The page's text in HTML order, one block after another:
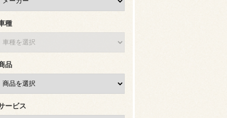
種
品
ービス